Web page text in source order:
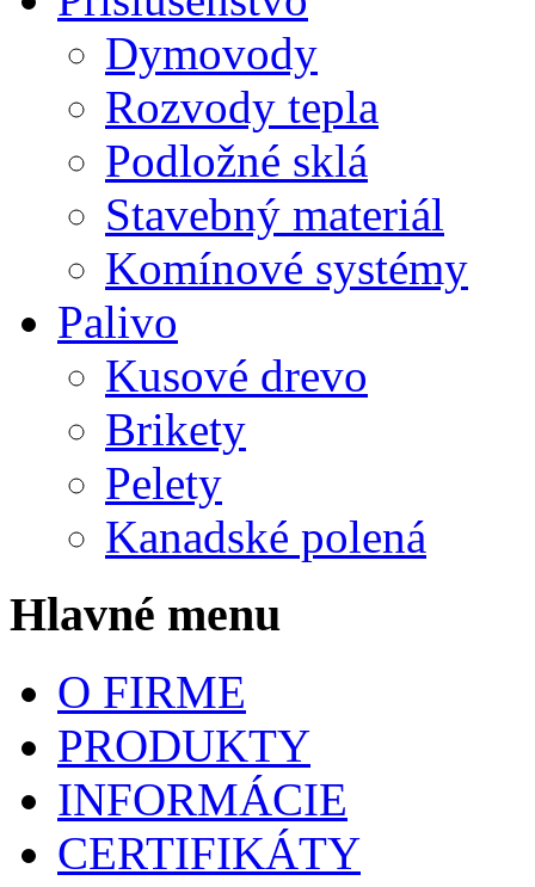
Dymovody
Rozvody tepla
Podložné sklá
Stavebný materiál
Komínové systémy
Palivo
Kusové drevo
Brikety
Pelety
Kanadské polená
Hlavné menu
O FIRME
PRODUKTY
INFORMÁCIE
CERTIFIKÁTY